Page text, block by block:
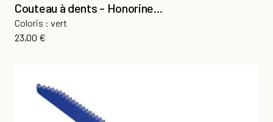
Couteau à dents - Honorine...
Coloris : vert
Prix
23,00 €